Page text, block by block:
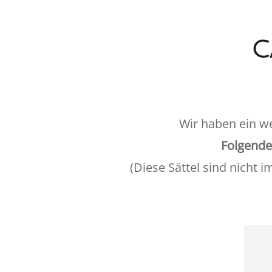
Wir haben ein
(Diese Sättel sind nicht